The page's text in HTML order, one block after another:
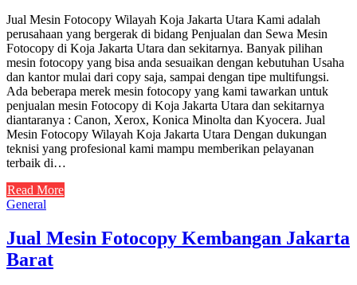
Jual Mesin Fotocopy Wilayah Koja Jakarta Utara Kami adalah
perusahaan yang bergerak di bidang Penjualan dan Sewa Mesin
Fotocopy di Koja Jakarta Utara dan sekitarnya. Banyak pilihan
mesin fotocopy yang bisa anda sesuaikan dengan kebutuhan Usaha
dan kantor mulai dari copy saja, sampai dengan tipe multifungsi.
Ada beberapa merek mesin fotocopy yang kami tawarkan untuk
penjualan mesin Fotocopy di Koja Jakarta Utara dan sekitarnya
diantaranya : Canon, Xerox, Konica Minolta dan Kyocera. Jual
Mesin Fotocopy Wilayah Koja Jakarta Utara Dengan dukungan
teknisi yang profesional kami mampu memberikan pelayanan
terbaik di…
Read More
General
Jual Mesin Fotocopy Kembangan Jakarta
Barat